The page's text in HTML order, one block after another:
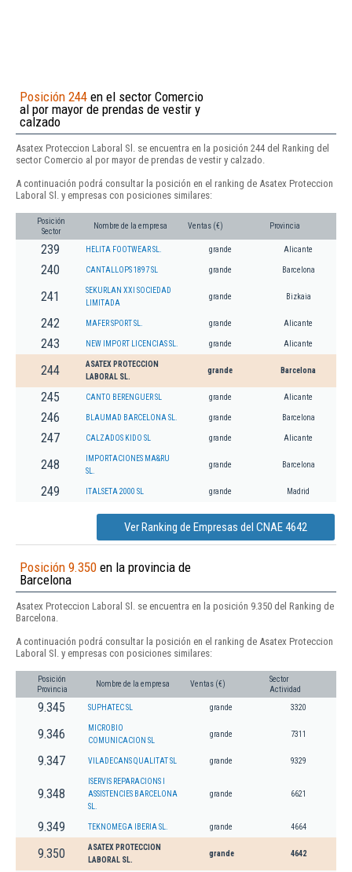
Posición 244 en el sector Comercio
al por mayor de prendas de vestir y
calzado
Asatex Proteccion Laboral Sl. se encuentra en la posición 244 del Ranking del
sector Comercio al por mayor de prendas de vestir y calzado.
A continuación podrá consultar la posición en el ranking de Asatex Proteccion
Laboral Sl. y empresas con posiciones similares:
Posición
Sector
Nombre de la empresa Ventas (€) Provincia
239 HELITA FOOTWEAR SL. grande Alicante
240 CANTALLOPS 1897 SL grande Barcelona
241
SEKURLAN XXI SOCIEDAD
LIMITADA
grande Bizkaia
242 MAFER SPORT SL. grande Alicante
243 NEW IMPORT LICENCIAS SL. grande Alicante
244
ASATEX PROTECCION
LABORAL SL.
grande Barcelona
245 CANTO BERENGUER SL grande Alicante
246 BLAUMAD BARCELONA SL. grande Barcelona
247 CALZADOS KIDO SL grande Alicante
248
IMPORTACIONES MA&RU
SL.
grande Barcelona
249 ITALSETA 2000 SL grande Madrid
Ver Ranking de Empresas del CNAE 4642
Posición 9.350 en la provincia de
Barcelona
Asatex Proteccion Laboral Sl. se encuentra en la posición 9.350 del Ranking de
Barcelona.
A continuación podrá consultar la posición en el ranking de Asatex Proteccion
Laboral Sl. y empresas con posiciones similares:
Posición
Provincia
Nombre de la empresa Ventas (€)
Sector
Actividad
9.345 SUPHATEC SL grande 3320
9.346
MICROBIO
COMUNICACION SL
grande 7311
9.347 VILADECANS QUALITAT SL grande 9329
9.348
ISERVIS REPARACIONS I
ASSISTENCIES BARCELONA
SL.
grande 6621
9.349 TEKNOMEGA IBERIA SL. grande 4664
9.350
ASATEX PROTECCION
LABORAL SL.
grande 4642